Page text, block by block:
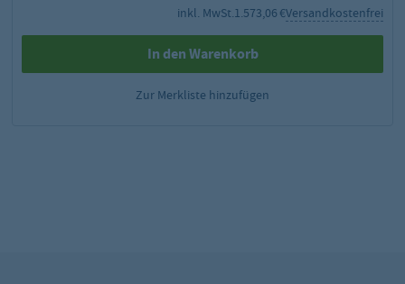
inkl. MwSt.1.573,06 €Versandkostenfrei
In den Warenkorb
Zur Merkliste hinzufügen